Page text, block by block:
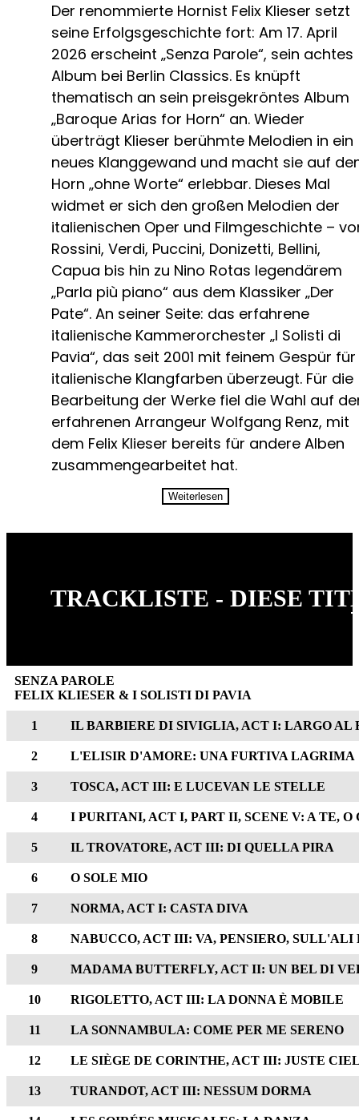
Der renommierte Hornist Felix Klieser setzt
seine Erfolgsgeschichte fort: Am 17. April
2026 erscheint „Senza Parole“, sein achtes
Album bei Berlin Classics. Es knüpft
thematisch an sein preisgekröntes Album
„Baroque Arias for Horn“ an. Wieder
überträgt Klieser berühmte Melodien in ein
neues Klanggewand und macht sie auf
Horn „ohne Worte“ erlebbar. Dieses Mal
widmet er sich den großen Melodien der
italienischen Oper und Filmgeschichte –
Rossini, Verdi, Puccini, Donizetti, Bellini,
Capua bis hin zu Nino Rotas legendärem
„Parla più piano“ aus dem Klassiker „Der
Pate“. An seiner Seite: das erfahrene
italienische Kammerorchester „I Solisti di
Pavia“, das seit 2001 mit feinem Gespür für
italienische Klangfarben überzeugt. Für die
Bearbeitung der Werke fiel die Wahl auf
erfahrenen Arrangeur Wolfgang Renz, mit
dem Felix Klieser bereits für andere Alben
zusammengearbeitet hat.
Weiterlesen
TRACKLISTE - DIESE
SENZA PAROLE
FELIX KLIESER & I SOLISTI DI PAVIA
1 IL BARBIERE DI SIVIGLIA, ACT I: LARGO AL
2 L'ELISIR D'AMORE: UNA FURTIVA LAGRIMA
3 TOSCA, ACT III: E LUCEVAN LE STELLE
4 I PURITANI, ACT I, PART II, SCENE V: A TE, O
5 IL TROVATORE, ACT III: DI QUELLA PIRA
6 O SOLE MIO
7 NORMA, ACT I: CASTA DIVA
8 NABUCCO, ACT III: VA, PENSIERO, SULL'ALI
9 MADAMA BUTTERFLY, ACT II: UN BEL DI
10 RIGOLETTO, ACT III: LA DONNA È MOBILE
11 LA SONNAMBULA: COME PER ME SERENO
12 LE SIÈGE DE CORINTHE, ACT III: JUSTE
13 TURANDOT, ACT III: NESSUM DORMA